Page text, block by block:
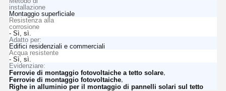
installazione
Montaggio superficiale
Resistenza alla
corrosione
- Sì, sì.
Adatto per:
Edifici residenziali e commerciali
Acqua resistente
- Sì, sì.
Evidenziare:
Ferrovie di montaggio fotovoltaiche a tetto solare,
Ferrovie di montaggio fotovoltaiche,
Righe in alluminio per il montaggio di pannelli solari sul tetto